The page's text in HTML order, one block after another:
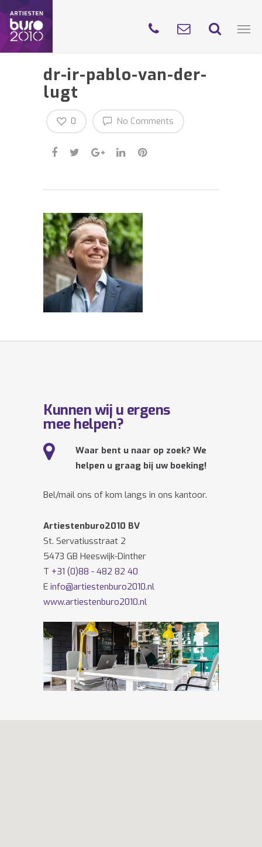
dr-ir-pablo-van-der-
lugt
No Comments
0
Kunnen wij u ergens
mee helpen?
Waar bent u naar op zoek? We
helpen u graag bij uw boeking!
Bel/mail ons of kom langs in ons kantoor.
Artiestenburo2010 BV
St. Servatiusstraat 2
5473 GB Heeswijk-Dinther
T +31 (0)88 - 482 82 40
E info@artiestenburo2010.nl
www.artiestenburo2010.nl
Volg ons ook opFacebookenTwitter